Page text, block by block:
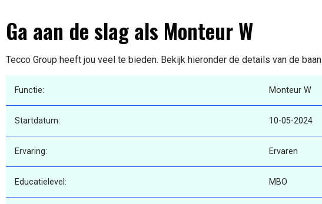
Ga aan de slag als Monteur W
Tecco Group heeft jou veel te bieden. Bekijk hieronder de details van de baan
Functie: Monteur W
Startdatum: 10-05-2024
Ervaring: Ervaren
Educatielevel: MBO